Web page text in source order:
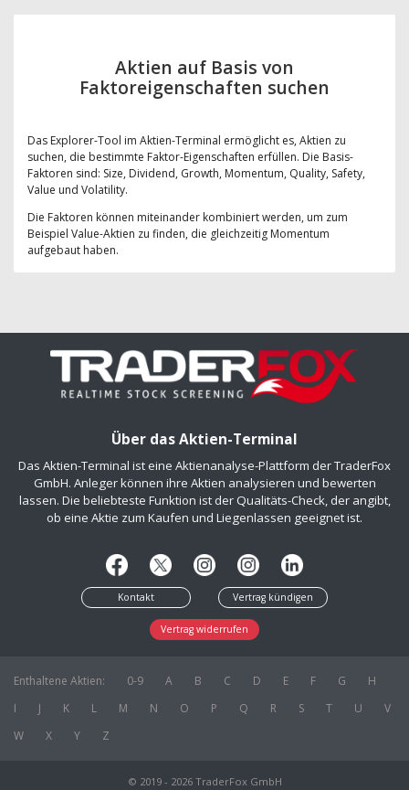
Aktien auf Basis von
Faktoreigenschaften suchen
Das Explorer-Tool im Aktien-Terminal ermöglicht es, Aktien zu
suchen, die bestimmte Faktor-Eigenschaften erfüllen. Die Basis-
Faktoren sind: Size, Dividend, Growth, Momentum, Quality, Safety,
Value und Volatility.
Die Faktoren können miteinander kombiniert werden, um zum
Beispiel Value-Aktien zu finden, die gleichzeitig Momentum
aufgebaut haben.
Über das Aktien-Terminal
Das Aktien-Terminal ist eine Aktienanalyse-Plattform der TraderFox
GmbH. Anleger können ihre Aktien analysieren und bewerten
lassen. Die beliebteste Funktion ist der Qualitäts-Check, der angibt,
ob eine Aktie zum Kaufen und Liegenlassen geeignet ist.
Kontakt Vertrag kündigen
Vertrag widerrufen
Enthaltene Aktien: 0-9 A B C D E F G
H
I
J K L M N O P Q R S T U
V
W
X Y Z
© 2019 - 2026 TraderFox GmbH